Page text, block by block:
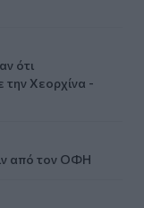
ότι
την Χεορχίνα -
από τον ΟΦΗ